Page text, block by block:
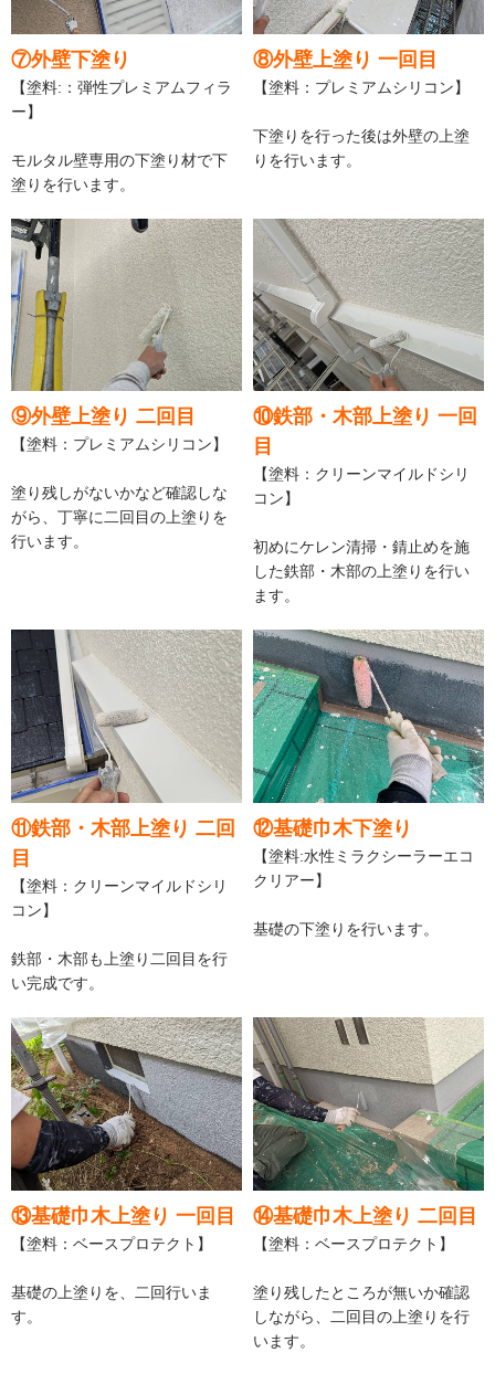
⑦外壁下塗り
【塗料:：弾性プレミアムフィラ
ー】
モルタル壁専用の下塗り材で下
塗りを行います。
⑧外壁上塗り 一回目
【塗料：プレミアムシリコン】
下塗りを行った後は外壁の上塗
りを行います。
⑨外壁上塗り 二回目
【塗料：プレミアムシリコン】
塗り残しがないかなど確認しな
がら、丁寧に二回目の上塗りを
行います。
⑩鉄部・木部上塗り 一回
目
【塗料：クリーンマイルドシリ
コン】
初めにケレン清掃・錆止めを施
した鉄部・木部の上塗りを行い
ます。
⑪鉄部・木部上塗り 二回
目
【塗料：クリーンマイルドシリ
コン】
鉄部・木部も上塗り二回目を行
い完成です。
⑫基礎巾木下塗り
【塗料:水性ミラクシーラーエコ
クリアー】
基礎の下塗りを行います。
⑬基礎巾木上塗り 一回目
【塗料：ベースプロテクト】
基礎の上塗りを、二回行いま
す。
⑭基礎巾木上塗り 二回目
【塗料：ベースプロテクト】
塗り残したところが無いか確認
しながら、二回目の上塗りを行
います。